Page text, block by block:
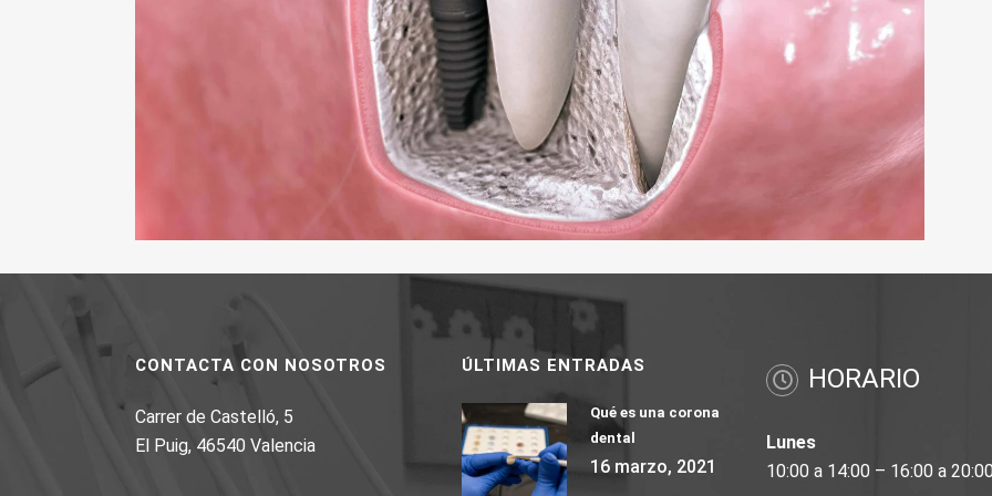
CONTACTA CON NOSOTROS
Carrer de Castelló, 5
El Puig, 46540 Valencia
ÚLTIMAS ENTRADAS
Qué es una corona
dental
16 marzo, 2021
HORARIO
Lunes
10:00 a 14:00 – 16:00 a